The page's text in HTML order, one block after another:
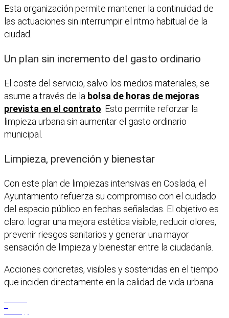
Esta organización permite mantener la continuidad de
las actuaciones sin interrumpir el ritmo habitual de la
ciudad.
Un plan sin incremento del gasto ordinario
El coste del servicio, salvo los medios materiales, se
asume a través de la bolsa de horas de mejoras
prevista en el contrato . Esto permite reforzar la
limpieza urbana sin aumentar el gasto ordinario
municipal.
Limpieza, prevención y bienestar
Con este plan de limpiezas intensivas en Coslada, el
Ayuntamiento refuerza su compromiso con el cuidado
del espacio público en fechas señaladas. El objetivo es
claro: lograr una mejora estética visible, reducir olores,
prevenir riesgos sanitarios y generar una mayor
sensación de limpieza y bienestar entre la ciudadanía.
Acciones concretas, visibles y sostenidas en el tiempo
que inciden directamente en la calidad de vida urbana.